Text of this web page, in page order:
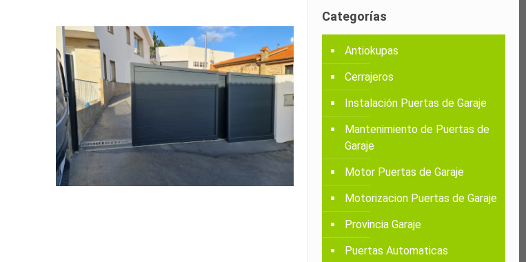
Categorías
Antiokupas
Cerrajeros
Instalación Puertas de Garaje
Mantenimiento de Puertas de
Garaje
Motor Puertas de Garaje
Motorizacion Puertas de Garaje
Provincia Garaje
Puertas Automaticas